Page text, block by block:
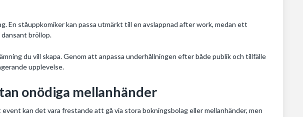
En ståuppkomiker kan passa utmärkt till en avslappnad after work, medan ett
bröllop.
du vill skapa. Genom att anpassa underhållningen efter både publik och tillfälle
upplevelse.
onödiga mellanhänder
kan det vara frestande att gå via stora bokningsbolag eller mellanhänder, men